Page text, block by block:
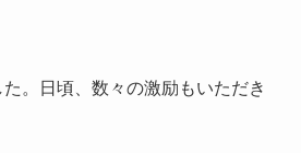
。日頃、数々の激励もいただき